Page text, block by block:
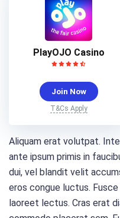
PlayOJO Casino
Join Now
T&Cs Apply
Aliquam erat volutpat.
ante ipsum primis in
dui, vel blandit velit
eros congue luctus.
laoreet lectus. Cras erat